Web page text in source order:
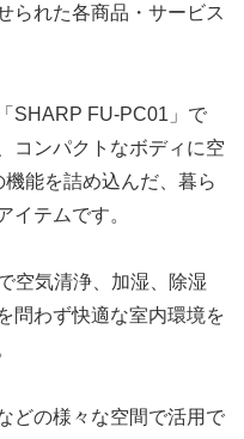
られた各商品・サービス
SHARP FU-PC01」で
コンパクトなボディに空
能を詰め込んだ、暮ら
イテムです。
空気清浄、加湿、除湿
問わず快適な室内環境を
どの様々な空間で活用で